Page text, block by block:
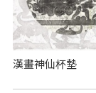
漢畫神仙杯墊